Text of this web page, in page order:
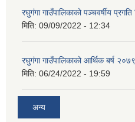
रघुगंगा गाउँपालिकाको पञ्चवर्षीय
मिति: 09/09/2022 - 12:34
रघुगंगा गाउँपालिकाको आर्थिक बर्ष
मिति: 06/24/2022 - 19:59
अन्य